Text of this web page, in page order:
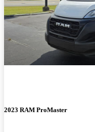
2023 RAM ProMaster